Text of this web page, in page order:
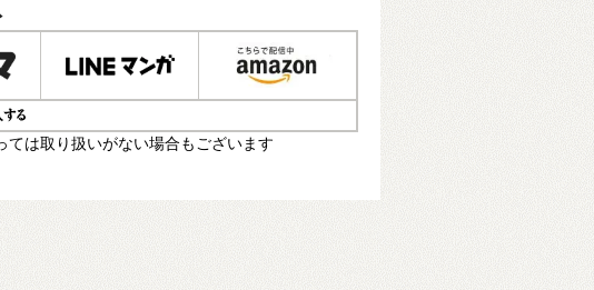
は取り扱いがない場合もございます